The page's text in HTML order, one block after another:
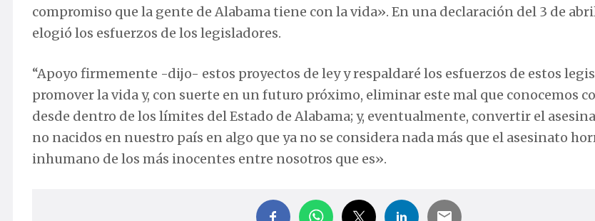
compromiso que la gente de Alabama tiene con la vida». En una declaración del 3 de
elogió los esfuerzos de los legisladores.
“Apoyo firmemente -dijo- estos proyectos de ley y respaldaré los esfuerzos de estos
promover la vida y, con suerte en un futuro próximo, eliminar este mal que conocemos
desde dentro de los límites del Estado de Alabama; y, eventualmente, convertir el
no nacidos en nuestro país en algo que ya no se considera nada más que el asesinato
inhumano de los más inocentes entre nosotros que es».